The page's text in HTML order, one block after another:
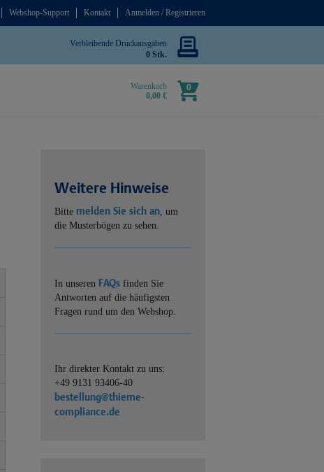
Webshop-Support Kontakt Anmelden / Registrieren
Verbleibende Druckausgaben
0 Stk.
Warenkorb
0,00 €
0
Weitere Hinweise
Bitte melden Sie sich an, um
die Musterbögen zu sehen.
In unseren FAQs finden Sie
Antworten auf die häufigsten
Fragen rund um den Webshop.
Ihr direkter Kontakt zu uns:
+49 9131 93406-40
bestellung@thieme-
compliance.de